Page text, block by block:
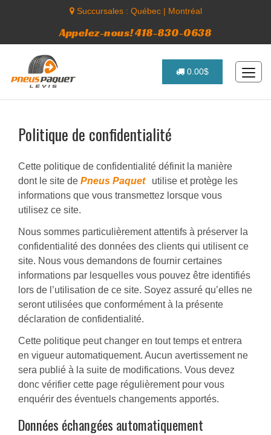
Succursales : Québec| Montréal
Appelez-nous! 418-830-0638
0.00$
Politique de confidentialité
Cette politique de confidentialité définit la manière
dont le site de Pneus Paquet
utilise et protège les
informations que vous transmettez lorsque vous
utilisez ce site.
Nous sommes particulièrement attentifs à préserver la
confidentialité des données des clients qui utilisent ce
site. Nous vous demandons de fournir certaines
informations par lesquelles vous pouvez être identifiés
lors de l’utilisation de ce site. Soyez assuré qu’elles ne
seront utilisées que conformément à la présente
déclaration de confidentialité.
Cette politique peut changer en tout temps et entrera
en vigueur automatiquement. Aucun avertissement ne
sera publié à la suite de modifications. Vous devez
donc vérifier cette page régulièrement pour vous
enquérir des éventuels changements apportés.
Données échangées automatiquement